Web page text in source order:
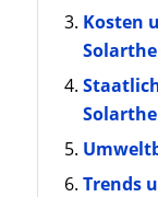
Kosten
Trends